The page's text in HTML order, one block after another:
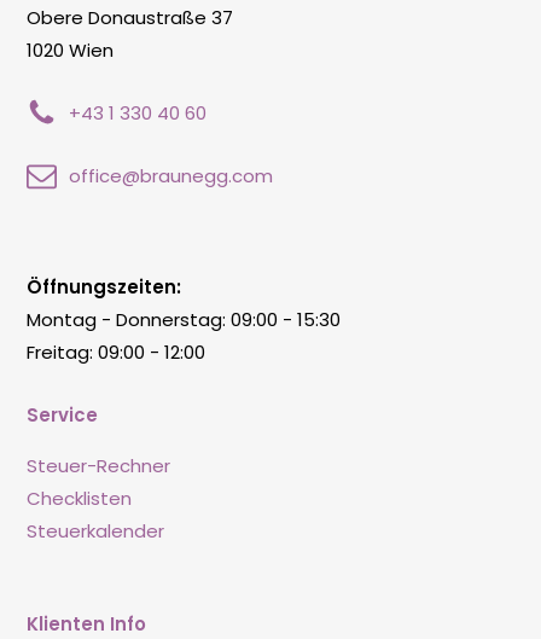
Obere Donaustraße 37
1020 Wien
+43 1 330 40 60
office@braunegg.com
Service
Steuer-Rechner
Checklisten
Steuerkalender
Klienten Info
Öffnungszeiten:
Montag - Donnerstag: 09:00 - 15:30
Freitag: 09:00 - 12:00